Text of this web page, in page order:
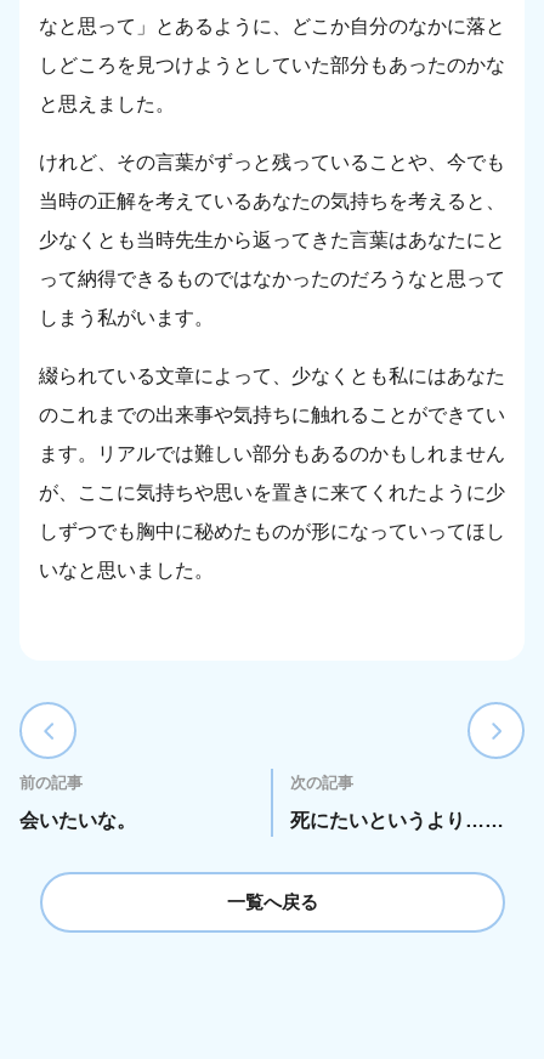
なと思って」とあるように、どこか自分のなかに落と
しどころを見つけようとしていた部分もあったのかな
と思えました。
けれど、その言葉がずっと残っていることや、今でも
当時の正解を考えているあなたの気持ちを考えると、
少なくとも当時先生から返ってきた言葉はあなたにと
って納得できるものではなかったのだろうなと思って
しまう私がいます。
綴られている文章によって、少なくとも私にはあなた
のこれまでの出来事や気持ちに触れることができてい
ます。リアルでは難しい部分もあるのかもしれません
が、ここに気持ちや思いを置きに来てくれたように少
しずつでも胸中に秘めたものが形になっていってほし
いなと思いました。
前の記事
会いたいな。
次の記事
死にたいというより……
一覧へ戻る